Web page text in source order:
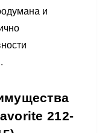
и
212-